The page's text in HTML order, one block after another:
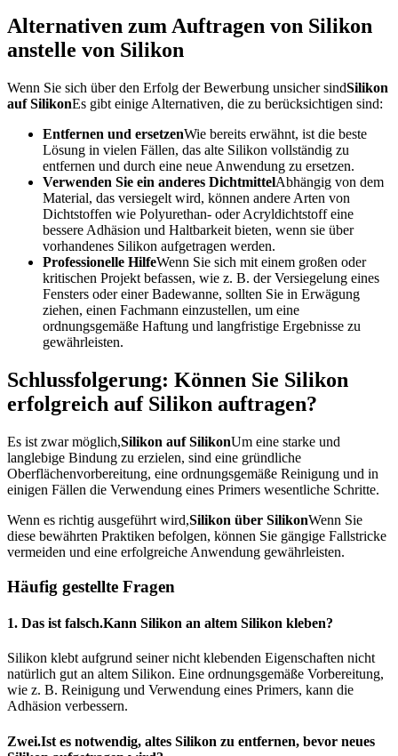
Alternativen zum Auftragen von Silikon
anstelle von Silikon
Wenn Sie sich über den Erfolg der Bewerbung unsicher sindSilikon
auf SilikonEs gibt einige Alternativen, die zu berücksichtigen sind:
Entfernen und ersetzenWie bereits erwähnt, ist die beste
Lösung in vielen Fällen, das alte Silikon vollständig zu
entfernen und durch eine neue Anwendung zu ersetzen.
Verwenden Sie ein anderes DichtmittelAbhängig von dem
Material, das versiegelt wird, können andere Arten von
Dichtstoffen wie Polyurethan- oder Acryldichtstoff eine
bessere Adhäsion und Haltbarkeit bieten, wenn sie über
vorhandenes Silikon aufgetragen werden.
Professionelle HilfeWenn Sie sich mit einem großen oder
kritischen Projekt befassen, wie z. B. der Versiegelung eines
Fensters oder einer Badewanne, sollten Sie in Erwägung
ziehen, einen Fachmann einzustellen, um eine
ordnungsgemäße Haftung und langfristige Ergebnisse zu
gewährleisten.
Schlussfolgerung: Können Sie Silikon
erfolgreich auf Silikon auftragen?
Es ist zwar möglich,Silikon auf SilikonUm eine starke und
langlebige Bindung zu erzielen, sind eine gründliche
Oberflächenvorbereitung, eine ordnungsgemäße Reinigung und in
einigen Fällen die Verwendung eines Primers wesentliche Schritte.
Wenn es richtig ausgeführt wird,Silikon über SilikonWenn Sie
diese bewährten Praktiken befolgen, können Sie gängige Fallstricke
vermeiden und eine erfolgreiche Anwendung gewährleisten.
Häufig gestellte Fragen
1. Das ist falsch.Kann Silikon an altem Silikon kleben?
Silikon klebt aufgrund seiner nicht klebenden Eigenschaften nicht
natürlich gut an altem Silikon. Eine ordnungsgemäße Vorbereitung,
wie z. B. Reinigung und Verwendung eines Primers, kann die
Adhäsion verbessern.
Zwei.Ist es notwendig, altes Silikon zu entfernen, bevor neues